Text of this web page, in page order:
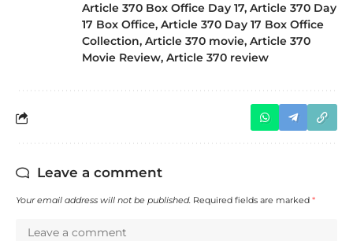
Article 370 Box Office Day 17, Article 370 Day
17 Box Office, Article 370 Day 17 Box Office
Collection, Article 370 movie, Article 370
Movie Review, Article 370 review
Leave a comment
Your email address will not be published. Required fields are marked *